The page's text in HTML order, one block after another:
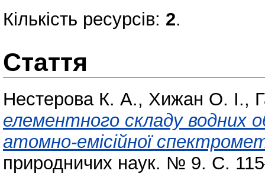
Кількість ресурсів: 2.
Стаття
Нестерова К. А., Хижан О. І.,
елементного складу водних
атомно-емісійної
природничих наук. № 9. С.